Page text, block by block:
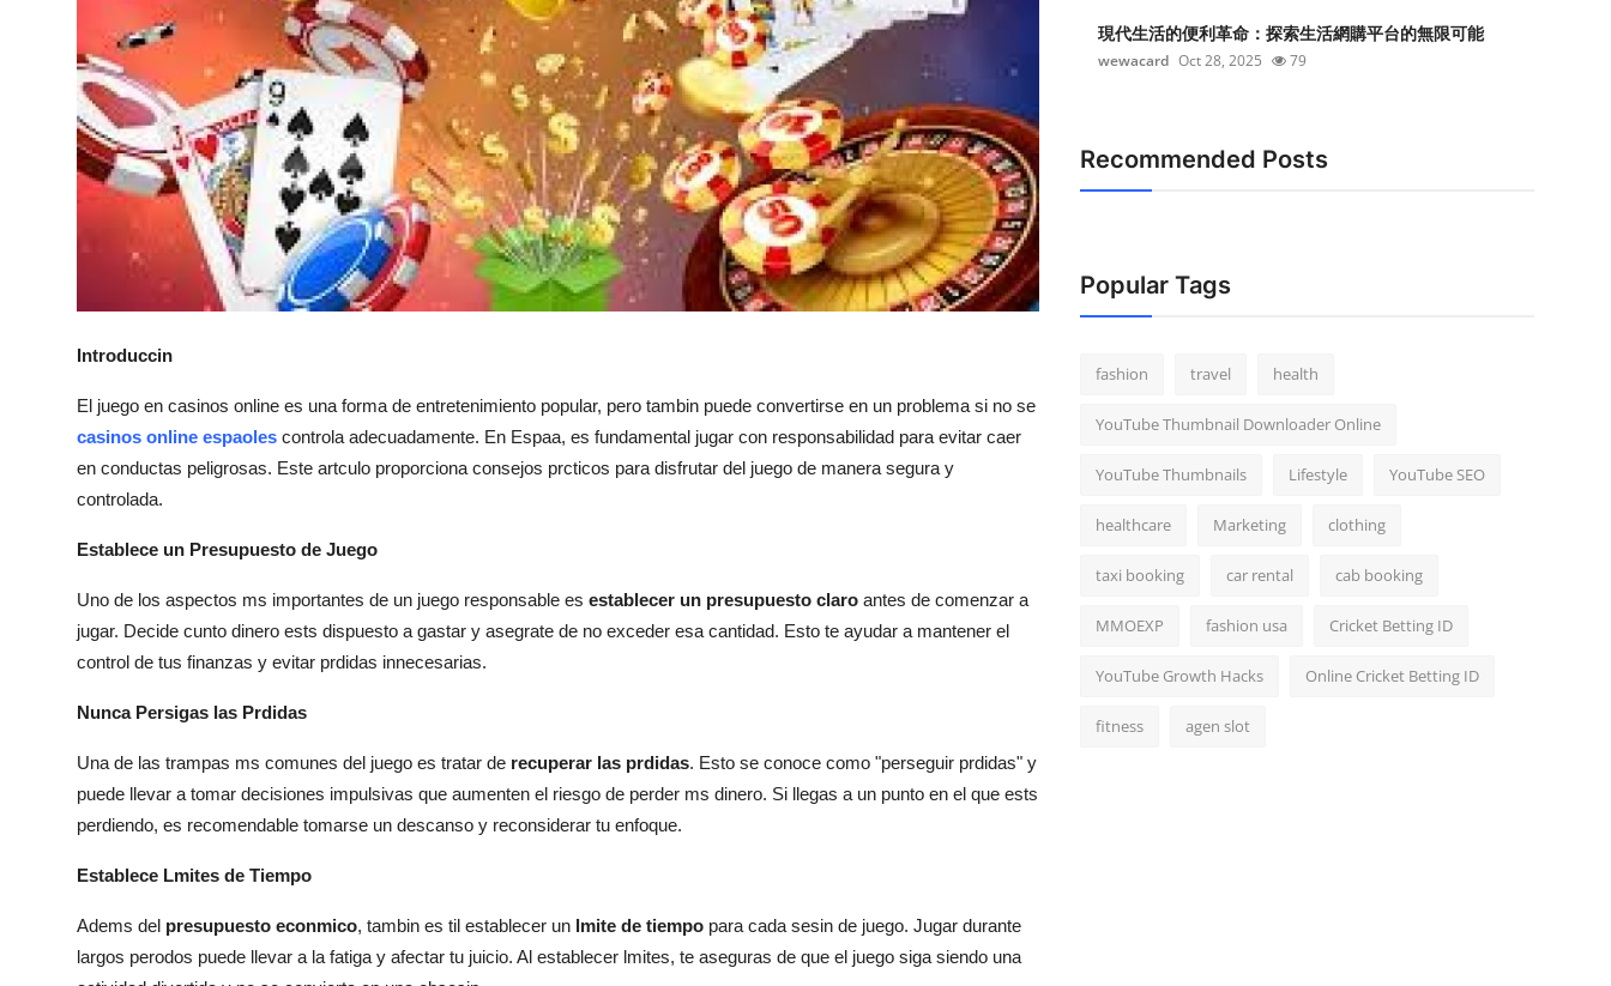
Advertise with US
Business
Finance
How To
Support Number
Introduccin
El juego en casinos online es una forma de entretenimiento popular, pero tambin puede convertirse en un problema si no se
casinos online espaoles controla adecuadamente. En Espaa, es fundamental jugar con responsabilidad para evitar caer
en conductas peligrosas. Este artculo proporciona consejos prcticos para disfrutar del juego de manera segura y
controlada.
Establece un Presupuesto de Juego
Uno de los aspectos ms importantes de un juego responsable es establecer un presupuesto claro antes de comenzar a
jugar. Decide cunto dinero ests dispuesto a gastar y asegrate de no exceder esa cantidad. Esto te ayudar a mantener el
control de tus finanzas y evitar prdidas innecesarias.
Nunca Persigas las Prdidas
Una de las trampas ms comunes del juego es tratar de recuperar las prdidas. Esto se conoce como "perseguir prdidas" y
puede llevar a tomar decisiones impulsivas que aumenten el riesgo de perder ms dinero. Si llegas a un punto en el que ests
perdiendo, es recomendable tomarse un descanso y reconsiderar tu enfoque.
Establece Lmites de Tiempo
Adems del presupuesto econmico, tambin es til establecer un lmite de tiempo para cada sesin de juego. Jugar durante
largos perodos puede llevar a la fatiga y afectar tu juicio. Al establecer lmites, te aseguras de que el juego siga siendo una
現代生活的便利革命：探索生活網購平台的無限可能
wewacard Oct 28, 2025 79
Recommended Posts
Popular Tags
fashion travel health
YouTube Thumbnail Downloader Online
YouTube Thumbnails Lifestyle YouTube SEO
healthcare Marketing clothing
taxi booking car rental cab booking
MMOEXP fashion usa Cricket Betting ID
YouTube Growth Hacks Online Cricket Betting ID
fitness agen slot